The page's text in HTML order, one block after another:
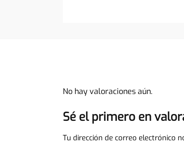
No hay valoraciones aún.
Sé el primero en
Tu dirección de correo electrónico